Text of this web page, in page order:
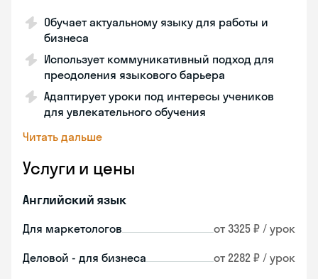
Обучает актуальному языку для работы и
бизнеса
Использует коммуникативный подход для
преодоления языкового барьера
Адаптирует уроки под интересы учеников
для увлекательного обучения
Читать дальше
Услуги и цены
Английский язык
Для маркетологов от 3325 ₽ / урок
Деловой - для бизнеса от 2282 ₽ / урок